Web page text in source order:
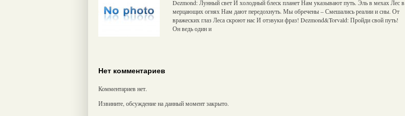
Dezmond: Лунный свет И холодный блеск планет Нам указывают путь. Эль в мехах Лес в
мерцающих огнях Нам дают передохнуть. Мы обречены – Смешались реалии и сны. От
вражеских глаз Леса скроют нас И отзвуки фраз! Dezmond&Torvald: Пройди свой путь!
Он ведь один и
Нет комментариев
Комментариев нет.
Извините, обсуждение на данный момент закрыто.